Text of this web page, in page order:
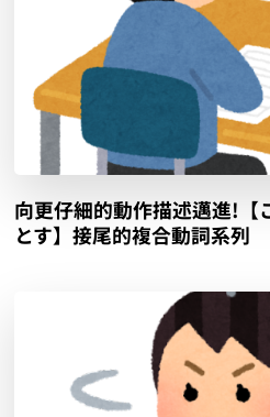
向更仔細的動作描述邁進!【
とす】接尾的複合動詞系列